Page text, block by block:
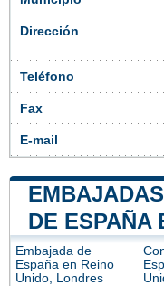
Dirección
Teléfono
Fax
E-mail
DE ESPAÑA
Embajada de
España en Reino
Unido, Londres